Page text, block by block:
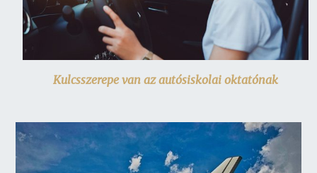
Kulcsszerepe van az autósiskolai oktatónak